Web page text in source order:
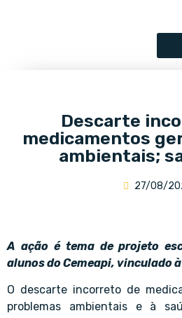
Descarte
medicamentos
ambientais;
27/08/
A ação é tema de projeto
alunos do Cemeapi, vinculado
O descarte incorreto de
problemas ambientais e à